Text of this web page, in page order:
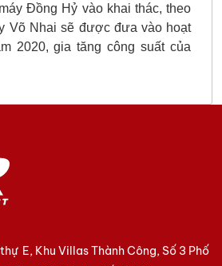
Đồng Hỷ vào khai thác, theo
Võ Nhai sẽ được đưa vào hoạt
2020, gia tăng công suất của
E, Khu Villas Thành Công, Số 3 Phố